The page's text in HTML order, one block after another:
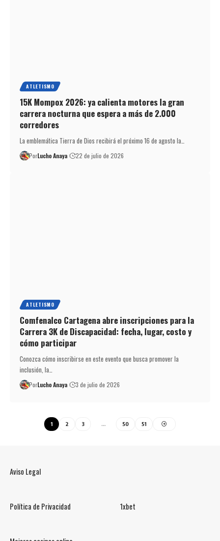
ATLETISMO
15K Mompox 2026: ya calienta motores la gran
carrera nocturna que espera a más de 2.000
corredores
La emblemática Tierra de Dios recibirá el próximo 16 de agosto la…
PorLucho Anaya 22 de julio de 2026
ATLETISMO
Comfenalco Cartagena abre inscripciones para la
Carrera 3K de Discapacidad: fecha, lugar, costo y
cómo participar
Conozca cómo inscribirse en este evento que busca promover la
inclusión, la…
PorLucho Anaya 3 de julio de 2026
1 2 3 … 50 51
Aviso Legal
Política de Privacidad 1xbet